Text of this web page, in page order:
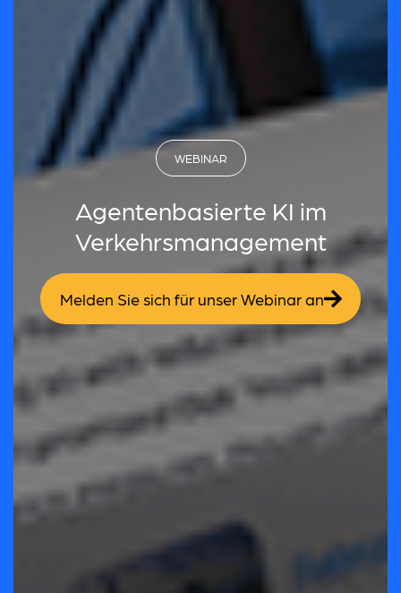
WEBINAR
Agentenbasierte KI im
Verkehrsmanagement
Melden Sie sich für unser Webinar an